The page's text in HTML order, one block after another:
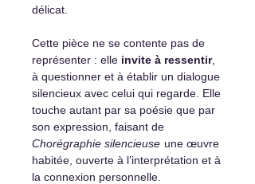
délicat.
Cette pièce ne se contente pas de
représenter : elle invite à ressentir,
à questionner et à établir un dialogue
silencieux avec celui qui regarde. Elle
touche autant par sa poésie que par
son expression, faisant de
Chorégraphie silencieuse une œuvre
habitée, ouverte à l’interprétation et à
la connexion personnelle.